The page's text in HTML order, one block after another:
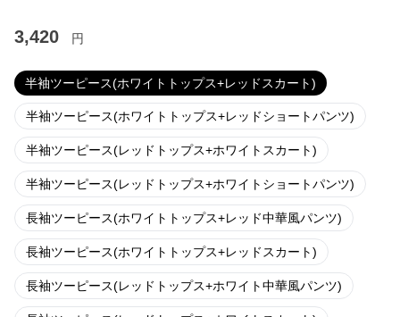
3,420 円
半袖ツーピース(ホワイトトップス+レッドスカート)
半袖ツーピース(ホワイトトップス+レッドショートパンツ)
半袖ツーピース(レッドトップス+ホワイトスカート)
半袖ツーピース(レッドトップス+ホワイトショートパンツ)
長袖ツーピース(ホワイトトップス+レッド中華風パンツ)
長袖ツーピース(ホワイトトップス+レッドスカート)
長袖ツーピース(レッドトップス+ホワイト中華風パンツ)